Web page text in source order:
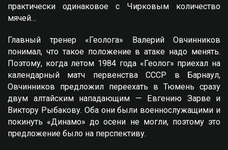
практически одинаковое с Чирковым количество
мячей…
Главный тренер «Геолога» Валерий Овчинников
понимал, что такое положение в атаке надо менять.
Поэтому, когда летом 1984 года «Геолог» приехал на
календарный матч первенства СССР в Барнаул,
Овчинников предложил переехать в Тюмень сразу
двум алтайским нападающим — Eвгению Зарве и
Виктору Рыбакову. Оба они были военнослужащими и
покинуть «Динамо» до осени не могли, поэтому это
предложение было на перспективу.